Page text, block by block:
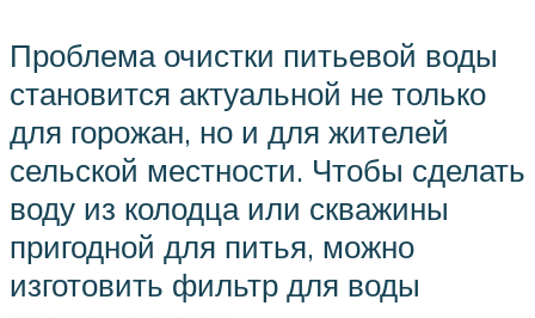
Проблема очистки питьевой воды
становится актуальной не только
для горожан, но и для жителей
сельской местности. Чтобы сделать
воду из колодца или скважины
пригодной для питья, можно
изготовить фильтр для воды